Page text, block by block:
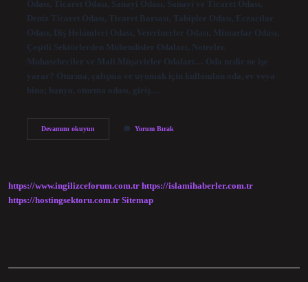
Odası, Ticaret Odası, Sanayi Odası, Sanayi ve Ticaret Odası,
Deniz Ticaret Odası, Ticaret Borsası, Tabipler Odası, Eczacılar
Odası, Diş Hekimleri Odası, Veterinerler Odası, Mimarlar Odası,
Çeşitli Sektörlerden Mühendisler Odaları, Noterler,
Muhasebeciler ve Mali Müşavirler Odaları… Oda nedir ne işe
yarar? Oturma, çalışma ve uyumak için kullanılan oda, ev veya
bina; banyo, oturma odası, giriş…
Devamını okuyunMeslek
Yorum Bırak
https://www.ingilizceforum.com.tr https://islamihaberler.com.tr
https://hostingsektoru.com.tr Sitemap